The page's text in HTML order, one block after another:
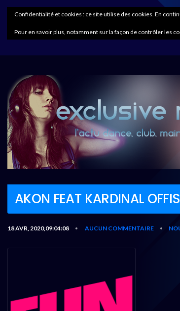
AKON FEAT KARDINAL
18 AVR, 2020,09:04:08 • AUCUN COMMENTAIRE •
Confidentialité et cookies : ce site utilise des cookies. En
Pour en savoir plus, notamment sur la façon de contrôler les